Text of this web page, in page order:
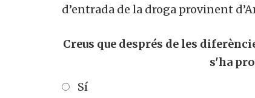
d’entrada de la droga provinent
Creus que després de les
s'ha
Sí